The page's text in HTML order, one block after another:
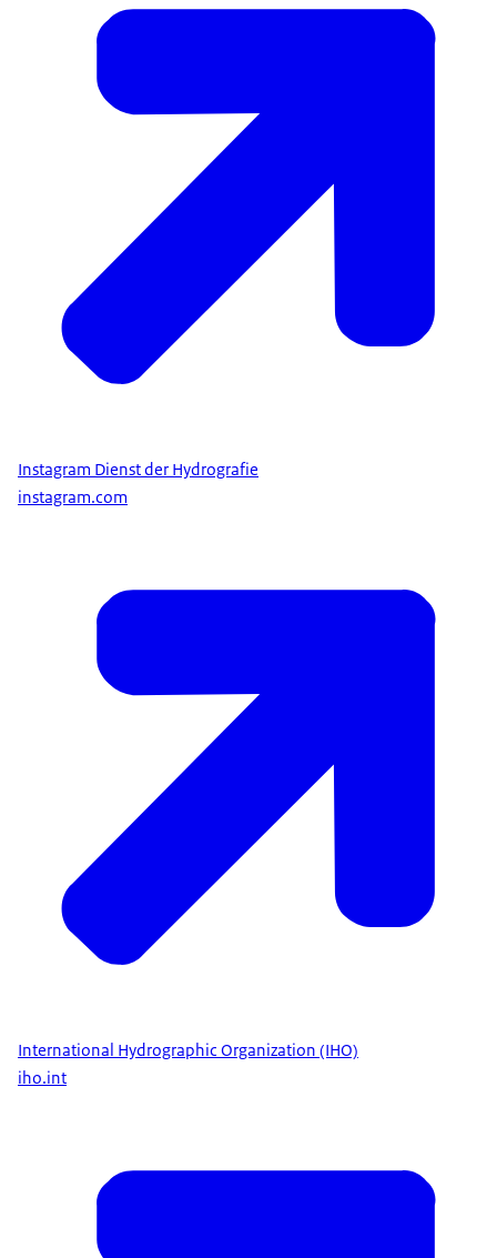
Instagram Dienst der Hydrografie
instagram.com
International Hydrographic Organization (IHO)
iho.int